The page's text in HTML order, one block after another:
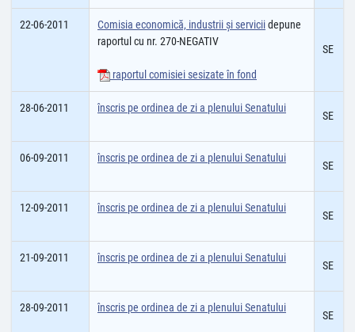
22-06-2011 Comisia economică, industrii şi serviciidepune
raportul cu nr. 270-NEGATIV
raportul comisiei sesizate în fond
SE
28-06-2011 înscris pe ordinea de zi a plenului Senatului
SE
06-09-2011 înscris pe ordinea de zi a plenului Senatului
SE
12-09-2011 înscris pe ordinea de zi a plenului Senatului
SE
21-09-2011 înscris pe ordinea de zi a plenului Senatului
SE
28-09-2011 înscris pe ordinea de zi a plenului Senatului
SE